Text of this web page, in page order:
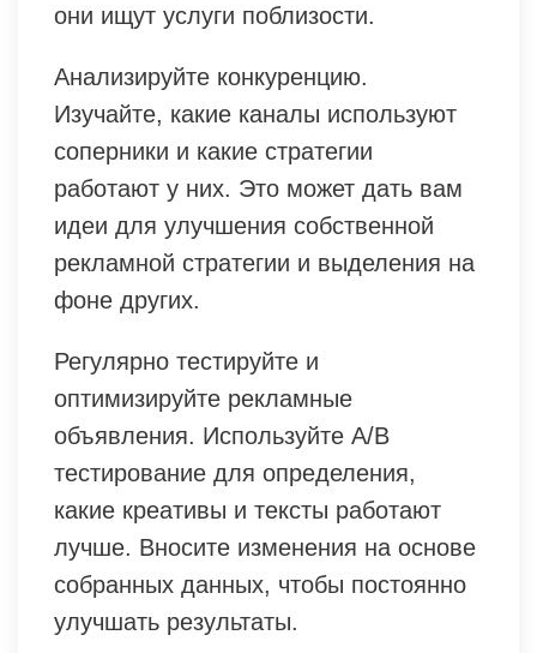
они ищут услуги поблизости.
Анализируйте конкуренцию.
Изучайте, какие каналы используют
соперники и какие стратегии
работают у них. Это может дать вам
идеи для улучшения собственной
рекламной стратегии и выделения на
фоне других.
Регулярно тестируйте и
оптимизируйте рекламные
объявления. Используйте A/B
тестирование для определения,
какие креативы и тексты работают
лучше. Вносите изменения на основе
собранных данных, чтобы постоянно
улучшать результаты.